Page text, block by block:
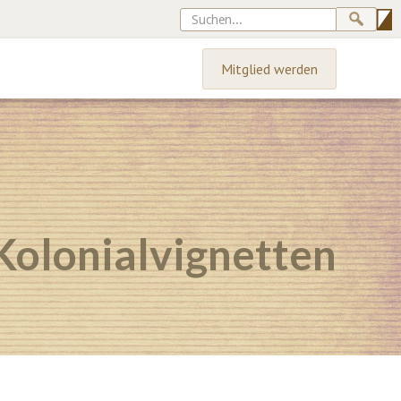
Mitglied werden